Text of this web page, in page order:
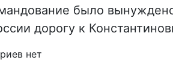
было
дорогу к
нет